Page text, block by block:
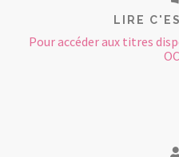
LIRE
Pour accéder aux titres